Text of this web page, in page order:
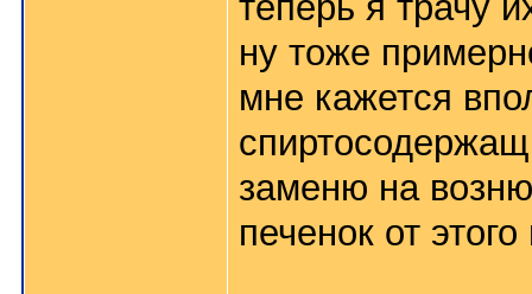
ну тоже
мне кажется
заменю на
печенок от